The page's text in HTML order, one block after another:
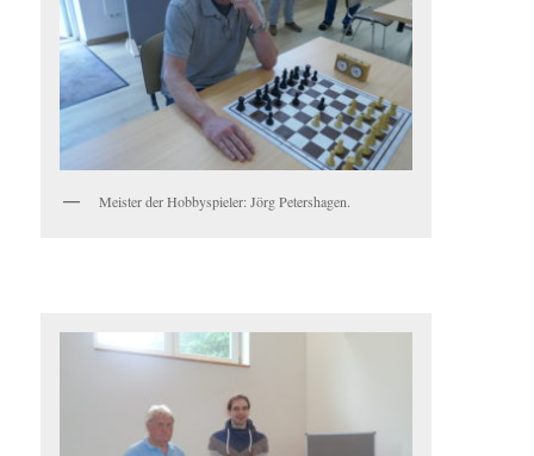
Meister der Hobbyspieler: Jörg Petershagen.